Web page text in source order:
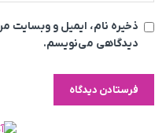
ذخیره نام، ایمیل و وبسایت
دیدگاهی می‌نویسم.